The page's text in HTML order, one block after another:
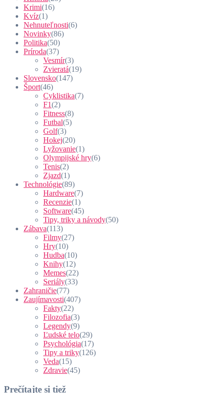
Krimi(16)
Kvíz(1)
Nehnuteľnosti(6)
Novinky(86)
Politika(50)
Príroda(37)
Vesmír(3)
Zvieratá(19)
Slovensko(147)
Šport(46)
Cyklistika(7)
F1(2)
Fitness(8)
Futbal(5)
Golf(3)
Hokej(20)
Lyžovanie(1)
Olympijské hry(6)
Tenis(2)
Zjazd(1)
Technológie(89)
Hardware(7)
Recenzie(1)
Software(45)
Tipy, triky a návody(50)
Zábava(113)
Filmy(27)
Hry(10)
Hudba(10)
Knihy(12)
Memes(22)
Seriály(33)
Zahraničie(77)
Zaujímavosti(407)
Fakty(22)
Filozofia(3)
Legendy(9)
Ľudské telo(29)
Psychológia(17)
Tipy a triky(126)
Veda(15)
Zdravie(45)
Prečítajte si tiež